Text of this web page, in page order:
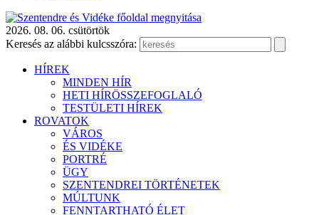
2026. 08. 06. csütörtök
Keresés az alábbi kulcsszóra:
HÍREK
MINDEN HÍR
HETI HÍRÖSSZEFOGLALÓ
TESTÜLETI HÍREK
ROVATOK
VÁROS
ÉS VIDÉKE
PORTRÉ
ÜGY
SZENTENDREI TÖRTÉNETEK
MÚLTUNK
FENNTARTHATÓ ÉLET